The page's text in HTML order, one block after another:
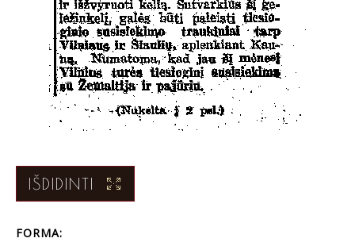
IŠDIDINTI
FORMA: